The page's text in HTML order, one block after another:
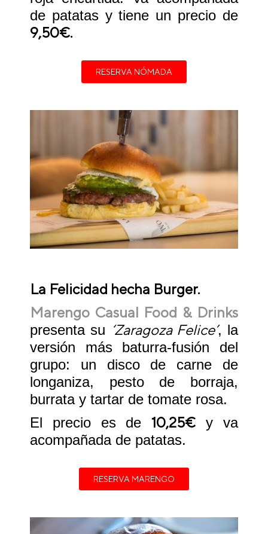
de patatas y tiene un precio de
9,50€.
RESERVA NÓMADA
La Felicidad hecha Burger.
Marengo Casual Food & Drinks
presenta su ‘Zaragoza Felice’, la
versión más baturra-fusión del
grupo: un disco de carne de
longaniza, pesto de borraja,
burrata y tartar de tomate rosa.
El precio es de10,25€ y va
acompañada de patatas.
RESERVA MARENGO